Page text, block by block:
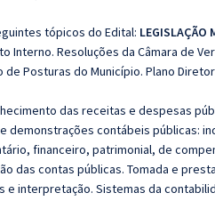
tópicos do Edital: LEGISLAÇÃO
Interno. Resoluções da Câmara de
de Posturas do Município. Plano
das receitas e despesas
demonstrações contábeis públicas:
financeiro, patrimonial, de
das contas públicas. Tomada e
e interpretação. Sistemas da